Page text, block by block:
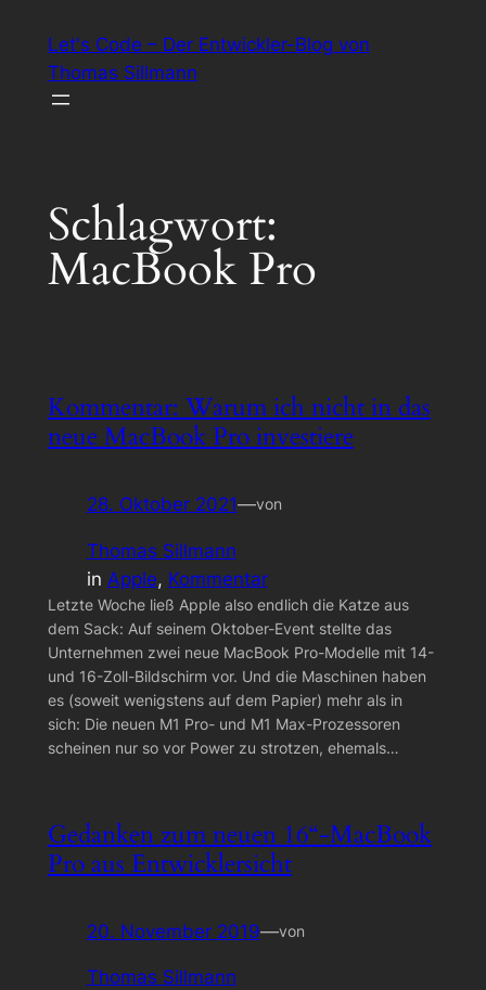
Inhalt
springen
Let's Code – Der Entwickler-Blog von
Thomas Sillmann
Schlagwort:
MacBook Pro
Kommentar: Warum ich nicht in das
neue MacBook Pro investiere
28. Oktober 2021—von
Thomas Sillmann
in Apple, Kommentar
Letzte Woche ließ Apple also endlich die Katze aus
dem Sack: Auf seinem Oktober-Event stellte das
Unternehmen zwei neue MacBook Pro-Modelle mit 14-
und 16-Zoll-Bildschirm vor. Und die Maschinen haben
es (soweit wenigstens auf dem Papier) mehr als in
sich: Die neuen M1 Pro- und M1 Max-Prozessoren
scheinen nur so vor Power zu strotzen, ehemals…
Gedanken zum neuen 16“-MacBook
Pro aus Entwicklersicht
20. November 2019—von
Thomas Sillmann